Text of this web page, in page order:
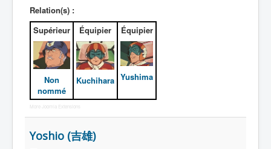
Relation(s) :
Supérieur
Non
nommé
Équipier
Kuchihara
Équipier
Yushima
More Joomla Extensions
Yoshio (吉雄)